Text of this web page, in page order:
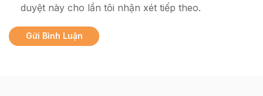
duyệt này cho lần tôi nhận xét tiếp theo.